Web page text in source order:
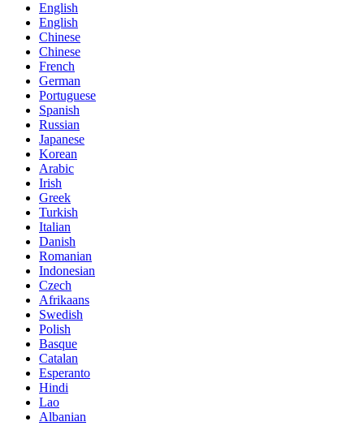
English
English
Chinese
Chinese
French
German
Portuguese
Spanish
Russian
Japanese
Korean
Arabic
Irish
Greek
Turkish
Italian
Danish
Romanian
Indonesian
Czech
Afrikaans
Swedish
Polish
Basque
Catalan
Esperanto
Hindi
Lao
Albanian